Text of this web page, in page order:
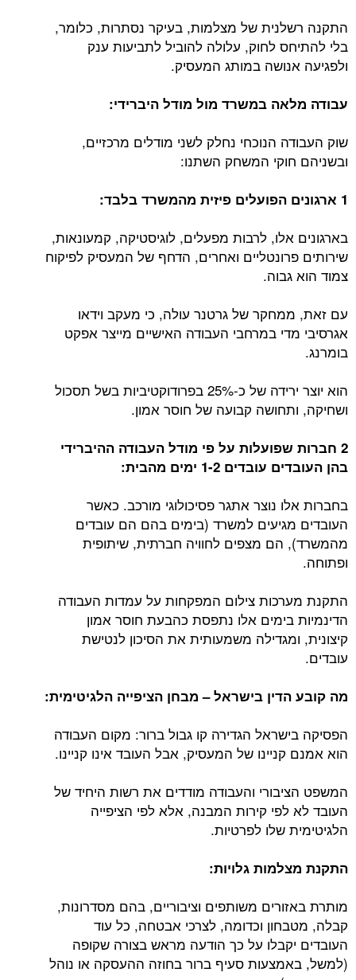
התקנה רשלנית של מצלמות, בעיקר נסתרות, כלומר,
בלי להתיחס לחוק, עלולה להוביל לתביעות ענק
ולפגיעה אנושה במותג המעסיק.
עבודה מלאה במשרד מול מודל היברידי:
שוק העבודה הנוכחי נחלק לשני מודלים מרכזיים,
ובשניהם חוקי המשחק השתנו:
1 ארגונים הפועלים פיזית מהמשרד בלבד:
בארגונים אלו, לרבות מפעלים, לוגיסטיקה, קמעונאות,
שירותים פרונטליים ואחרים, הדחף של המעסיק לפיקוח
צמוד הוא גבוה.
עם זאת, ממחקר של גרטנר עולה, כי מעקב וידאו
אגרסיבי מדי במרחבי העבודה האישיים מייצר אפקט
בומרנג.
הוא יוצר ירידה של כ-25% בפרודוקטיביות בשל תסכול
ושחיקה, ותחושה קבועה של חוסר אמון.
2 חברות שפועלות על פי מודל העבודה ההיברידי
בהן העובדים עובדים 1-2 ימים מהבית:
בחברות אלו נוצר אתגר פסיכולוגי מורכב. כאשר
העובדים מגיעים למשרד (בימים בהם הם עובדים
מהמשרד), הם מצפים לחוויה חברתית, שיתופית
ופתוחה.
התקנת מערכות צילום המפקחות על עמדות העבודה
הדינמיות בימים אלו נתפסת כהבעת חוסר אמון
קיצונית, ומגדילה משמעותית את הסיכון לנטישת
עובדים.
מה קובע הדין בישראל – מבחן הציפייה הלגיטימית:
הפסיקה בישראל הגדירה קו גבול ברור: מקום העבודה
הוא אמנם קניינו של המעסיק, אבל העובד אינו קניינו.
המשפט הציבורי והעבודה מודדים את רשות היחיד של
העובד לא לפי קירות המבנה, אלא לפי הציפייה
הלגיטימית שלו לפרטיות.
התקנת מצלמות גלויות:
מותרת באזורים משותפים וציבוריים, בהם מסדרונות,
קבלה, מטבחון וכדומה, לצרכי אבטחה, כל עוד
העובדים יקבלו על כך הודעה מראש בצורה שקופה
(למשל, באמצעות סעיף ברור בחוזה ההעסקה או נוהל